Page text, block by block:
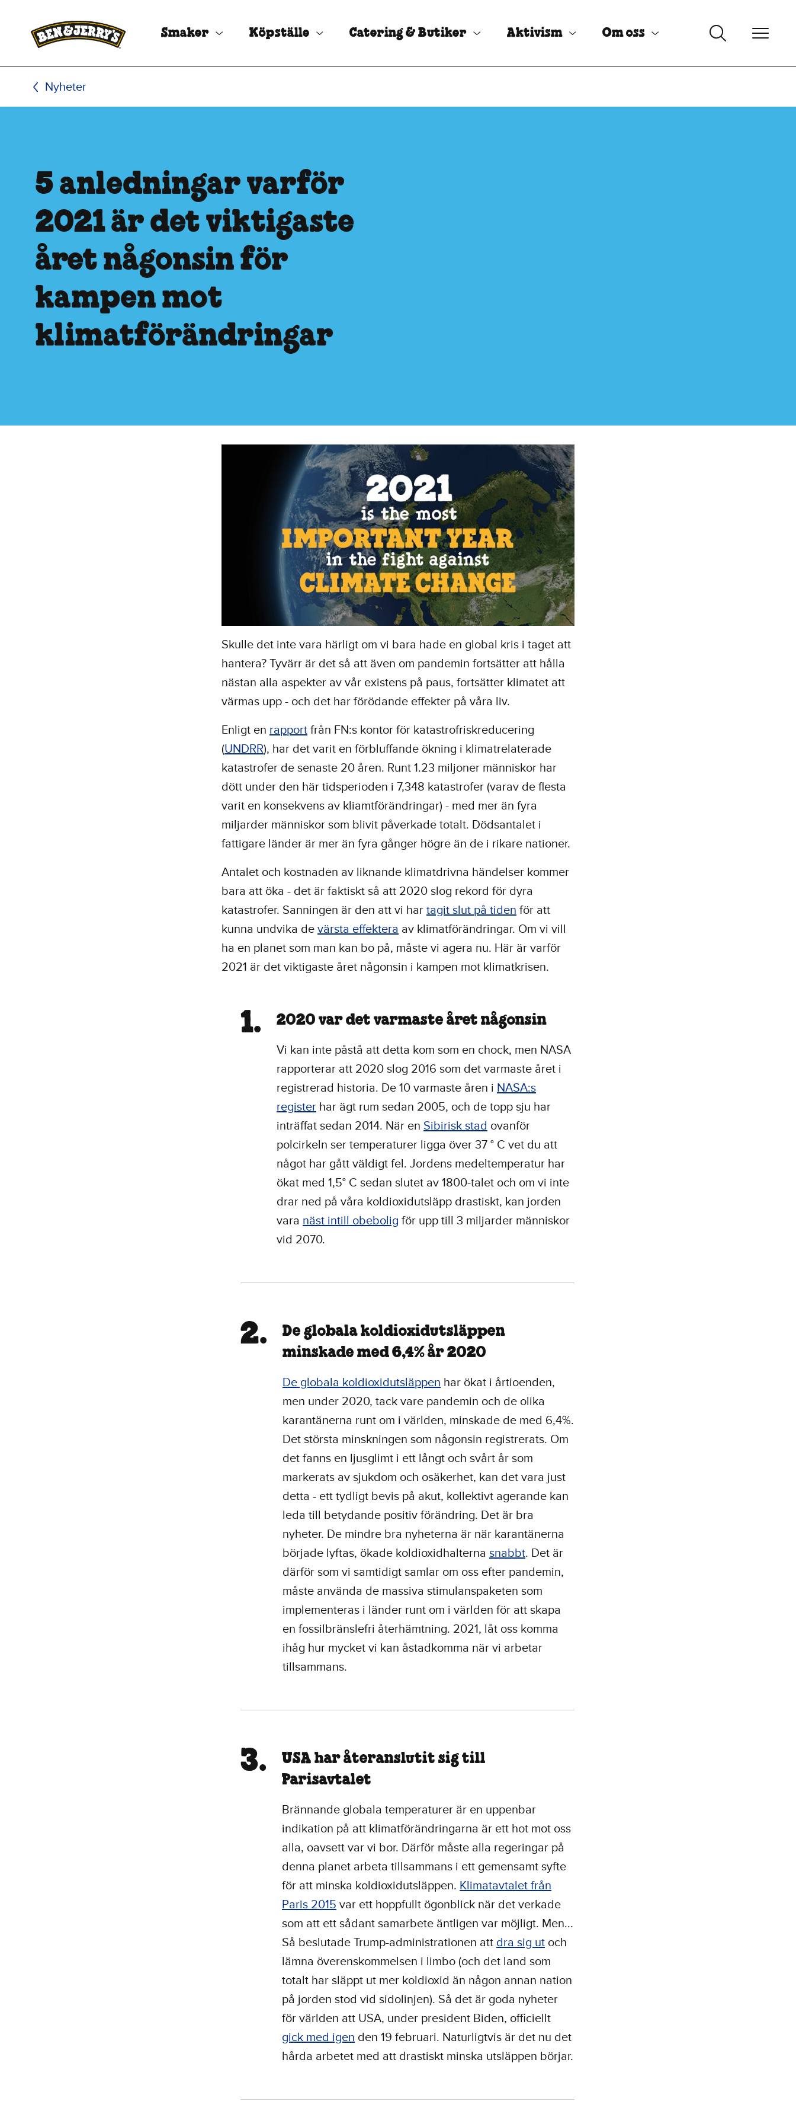
Smaker Köpställe Catering & Butiker Aktivism Om oss
Nyheter
5 anledningar varför
2021 är det viktigaste
året någonsin för
kampen mot
klimatförändringar
Skulle det inte vara härligt om vi bara hade en global kris i taget att
hantera? Tyvärr är det så att även om pandemin fortsätter att hålla
nästan alla aspekter av vår existens på paus, fortsätter klimatet att
värmas upp - och det har förödande effekter på våra liv.
Enligt en rapport från FN:s kontor för katastrofriskreducering
(UNDRR), har det varit en förbluffande ökning i klimatrelaterade
katastrofer de senaste 20 åren. Runt 1.23 miljoner människor har
dött under den här tidsperioden i 7,348 katastrofer (varav de flesta
varit en konsekvens av kliamtförändringar) - med mer än fyra
miljarder människor som blivit påverkade totalt. Dödsantalet i
fattigare länder är mer än fyra gånger högre än de i rikare nationer.
Antalet och kostnaden av liknande klimatdrivna händelser kommer
bara att öka - det är faktiskt så att 2020 slog rekord för dyra
katastrofer. Sanningen är den att vi har tagit slut på tiden för att
kunna undvika de värsta effektera av klimatförändringar. Om vi vill
ha en planet som man kan bo på, måste vi agera nu. Här är varför
2021 är det viktigaste året någonsin i kampen mot klimatkrisen.
2020 var det varmaste året någonsin
Vi kan inte påstå att detta kom som en chock, men NASA
rapporterar att 2020 slog 2016 som det varmaste året i
registrerad historia. De 10 varmaste åren i NASA:s
register har ägt rum sedan 2005, och de topp sju har
inträffat sedan 2014. När en Sibirisk stad ovanför
polcirkeln ser temperaturer ligga över 37 ° C vet du att
något har gått väldigt fel. Jordens medeltemperatur har
ökat med 1,5° C sedan slutet av 1800-talet och om vi inte
drar ned på våra koldioxidutsläpp drastiskt, kan jorden
vara näst intill obebolig för upp till 3 miljarder människor
vid 2070.
De globala koldioxidutsläppen
minskade med 6,4% år 2020
De globala koldioxidutsläppen har ökat i årtioenden,
men under 2020, tack vare pandemin och de olika
karantänerna runt om i världen, minskade de med 6,4%.
Det största minskningen som någonsin registrerats. Om
det fanns en ljusglimt i ett långt och svårt år som
markerats av sjukdom och osäkerhet, kan det vara just
detta - ett tydligt bevis på akut, kollektivt agerande kan
leda till betydande positiv förändring. Det är bra
nyheter. De mindre bra nyheterna är när karantänerna
började lyftas, ökade koldioxidhalterna snabbt. Det är
därför som vi samtidigt samlar om oss efter pandemin,
måste använda de massiva stimulanspaketen som
implementeras i länder runt om i världen för att skapa
en fossilbränslefri återhämtning. 2021, låt oss komma
ihåg hur mycket vi kan åstadkomma när vi arbetar
tillsammans.
USA har återanslutit sig till
Parisavtalet
Brännande globala temperaturer är en uppenbar
indikation på att klimatförändringarna är ett hot mot oss
alla, oavsett var vi bor. Därför måste alla regeringar på
denna planet arbeta tillsammans i ett gemensamt syfte
för att minska koldioxidutsläppen. Klimatavtalet från
Paris 2015 var ett hoppfullt ögonblick när det verkade
som att ett sådant samarbete äntligen var möjligt. Men...
Så beslutade Trump-administrationen att dra sig ut och
lämna överenskommelsen i limbo (och det land som
totalt har släppt ut mer koldioxid än någon annan nation
på jorden stod vid sidolinjen). Så det är goda nyheter
för världen att USA, under president Biden, officiellt
gick med igen den 19 februari. Naturligtvis är det nu det
hårda arbetet med att drastiskt minska utsläppen börjar.